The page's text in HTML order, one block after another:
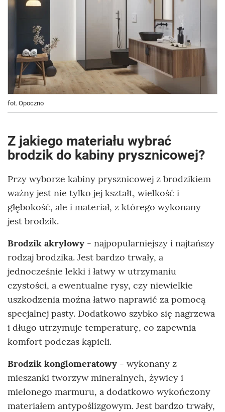
fot. Opoczno
Z jakiego materiału wybrać
brodzik do kabiny prysznicowej?
Przy wyborze kabiny prysznicowej z brodzikiem
ważny jest nie tylko jej kształt, wielkość i
głębokość, ale i materiał, z którego wykonany
jest brodzik.
Brodzik akrylowy - najpopularniejszy i najtańszy
rodzaj brodzika. Jest bardzo trwały, a
jednocześnie lekki i łatwy w utrzymaniu
czystości, a ewentualne rysy, czy niewielkie
uszkodzenia można łatwo naprawić za pomocą
specjalnej pasty. Dodatkowo szybko się nagrzewa
i długo utrzymuje temperaturę, co zapewnia
komfort podczas kąpieli.
Brodzik konglomeratowy - wykonany z
mieszanki tworzyw mineralnych, żywicy i
mielonego marmuru, a dodatkowo wykończony
materiałem antypoślizgowym. Jest bardzo trwały,